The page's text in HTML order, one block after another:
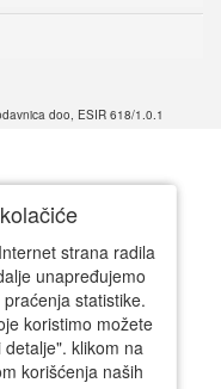
doo, ESIR 618/1.0.1
strana radila
unapređujemo
statistike.
koristimo možete
klikom na
korišćenja naših